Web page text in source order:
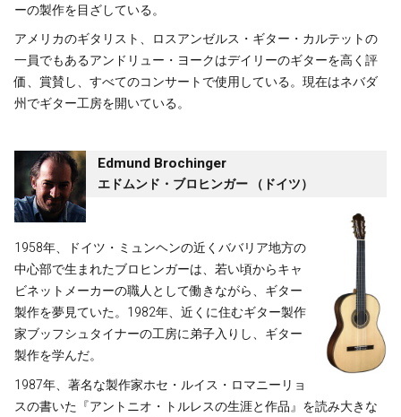
ーの製作を目ざしている。
アメリカのギタリスト、ロスアンゼルス・ギター・カルテットの
一員でもあるアンドリュー・ヨークはデイリーのギターを高く評
価、賞賛し、すべてのコンサートで使用している。現在はネバダ
州でギター工房を開いている。
Edmund Brochinger
エドムンド・ブロヒンガー （ドイツ）
1958年、ドイツ・ミュンヘンの近くババリア地方の
中心部で生まれたブロヒンガーは、若い頃からキャ
ビネットメーカーの職人として働きながら、ギター
製作を夢見ていた。1982年、近くに住むギター製作
家ブッフシュタイナーの工房に弟子入りし、ギター
製作を学んだ。
1987年、著名な製作家ホセ・ルイス・ロマニーリョ
スの書いた『アントニオ・トルレスの生涯と作品』を読み大きな